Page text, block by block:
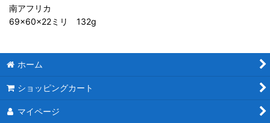
南アフリカ
69×60×22ミリ 132g
ホーム
ショッピングカート
マイページ